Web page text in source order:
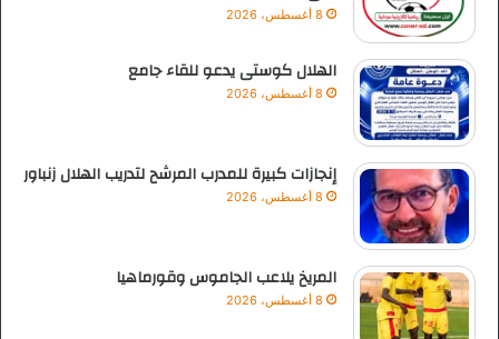
8 أغسطس، 2026
الهلال كوستى يدعو للقاء جامع
8 أغسطس، 2026
إنجازات كبيرة للمدرب المرشح لتدريب الهلال زنباور
8 أغسطس، 2026
المريخ يلاعب الجاموس وقورماهيا
8 أغسطس، 2026